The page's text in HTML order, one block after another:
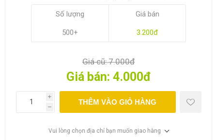
Số lượng
500+
Giá bán
3.200đ
Giá cũ:7.000đ
Giá bán: 4.000đ
i
h
THÊM VÀO GIỎ HÀNG
Vui lòng chọn địa chỉ bạn muốn giao hàng